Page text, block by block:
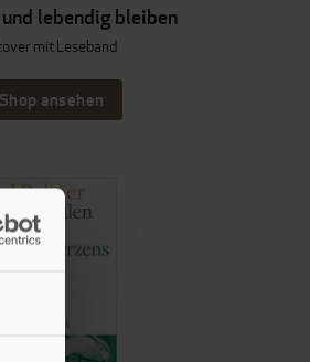
lebendig bleiben
mit Leseband
ansehen